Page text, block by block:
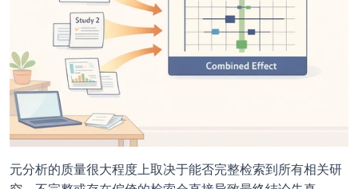
元分析的质量很大程度上取决于能否完整检索到所有相关研